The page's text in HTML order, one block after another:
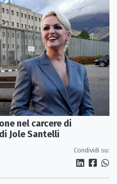
nel carcere di
Jole Santelli
Condividi su: